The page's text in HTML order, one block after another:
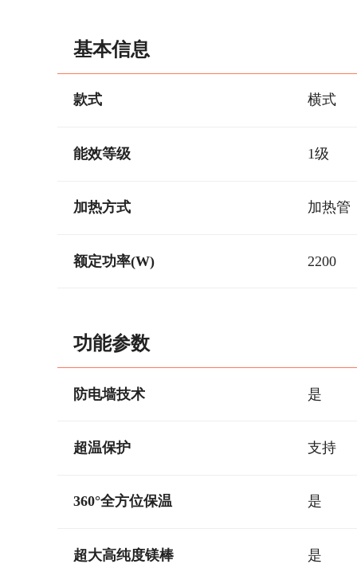
基本信息
款式 横式
能效等级 1级
加热方式 加热管
额定功率(W) 2200
功能参数
防电墙技术 是
超温保护 支持
360°全方位保温 是
超大高纯度镁棒 是